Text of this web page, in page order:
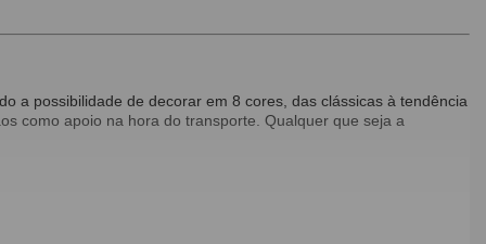
a possibilidade de decorar em 8 cores, das clássicas à tendência
como apoio na hora do transporte. Qualquer que seja a